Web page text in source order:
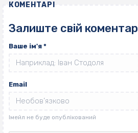
КОМЕНТАРІ
Залиште свій коментар
Ваше ім'я *
Email